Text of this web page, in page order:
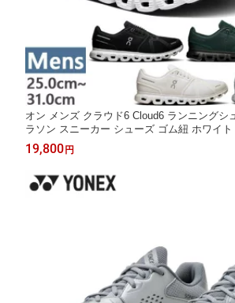
オン メンズ クラウド6 Cloud6 ランニングシ
ラソン スニーカー シューズ ゴム紐 ホワイト
ーン 緑 送料無料 ON 3MF10070070
3MF10071200
19,800 円